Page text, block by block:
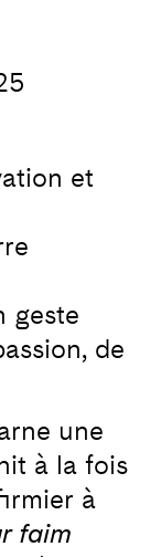
et
geste
de
une
à la fois
à
faim